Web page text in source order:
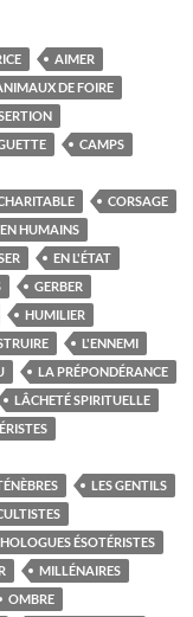
AIMER
DE FOIRE
CAMPS
CORSAGE
EN HUMAINS
EN L'ÉTAT
GERBER
HUMILIER
L'ENNEMI
LA PRÉPONDÉRANCE
LÂCHETÉ SPIRITUELLE
LES GENTILS
ÉSOTÉRISTES
MILLÉNAIRES
OMBRE